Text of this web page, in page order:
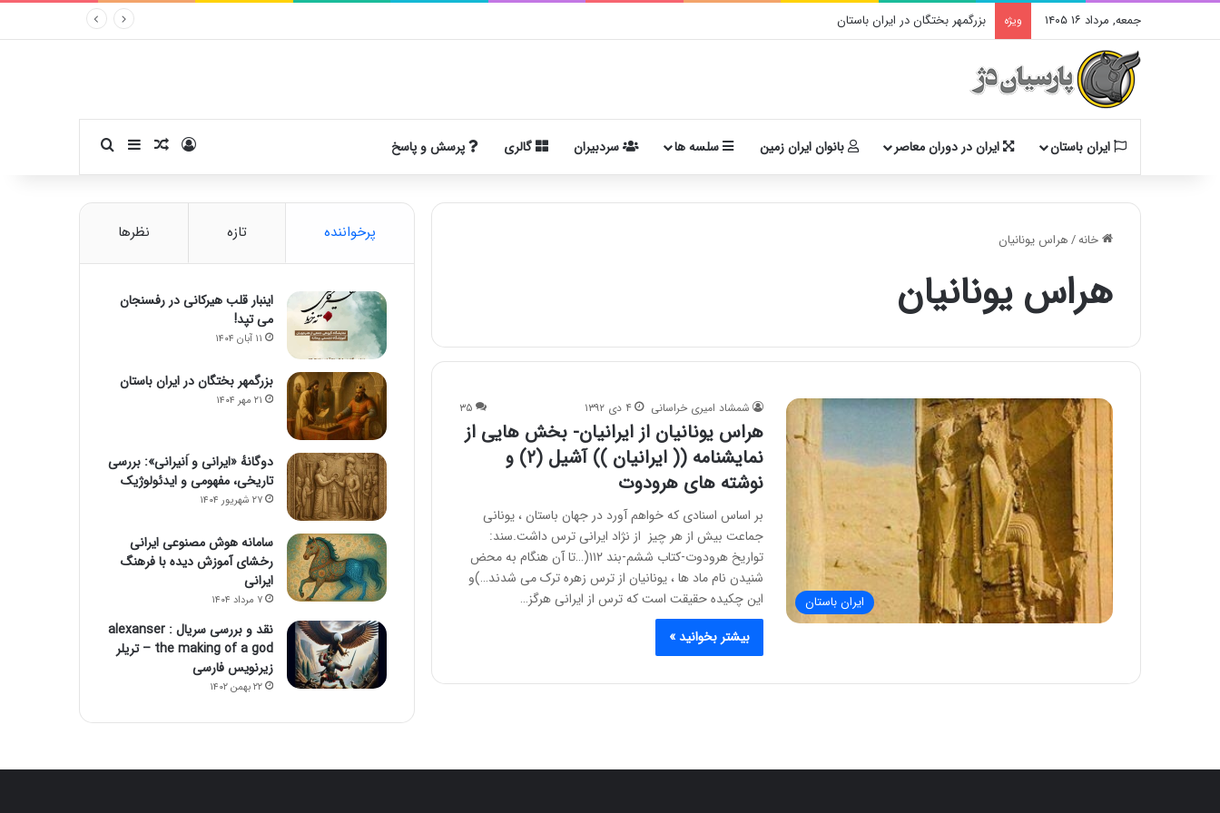
جمعه, مرداد ۱۶ ۱۴۰۵ ویژه بزرگمهر بختگان در ایران باستان
ایران باستان ایران در دوران معاصر بانوان ایران زمین سلسه ها سردبیران گالری پرسش و پاسخ ورودنوشته تصادفی
سایدبارجستجو برای
خانه/هراس یونانیان
هراس یونانیان
ایران باستان
شمشاد امیری خراسانی ۴ دی ۱۳۹۲ ۳۵
هراس یونانیان از ایرانیان- بخش هایی از
نمایشنامه (( ایرانیان )) آشیل (۲) و
نوشته های هرودوت
بر اساس اسنادی که خواهم آورد در جهان باستان ، یونانی
جماعت بیش از هر چیز از نژاد ایرانی ترس داشت.سند:
تواریخ هرودوت-کتاب ششم-بند ۱۱۲(…تا آن هنگام به محض
شنیدن نام ماد ها ، یونانیان از ترس زهره ترک می شدند…)و
این چکیده حقیقت است که ترس از ایرانی هرگز…
بیشتر بخوانید »
پرخواننده تازه نظرها
اینبار قلب هیرکانی در رفسنجان
می تپد!
۱۱ آبان ۱۴۰۴
بزرگمهر بختگان در ایران باستان
۲۱ مهر ۱۴۰۴
دوگانهٔ «ایرانی و اَنیرانی»: بررسی
تاریخی، مفهومی و ایدئولوژیک
۲۷ شهریور ۱۴۰۴
سامانه هوش مصنوعی ایرانی
رخشای آموزش دیده با فرهنگ
ایرانی
۷ مرداد ۱۴۰۴
نقد و بررسی سریال alexanser :
the making of a god – تریلر
زیرنویس فارسی
۲۲ بهمن ۱۴۰۲